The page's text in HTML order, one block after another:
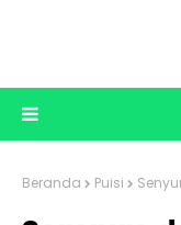
Beranda Puisi